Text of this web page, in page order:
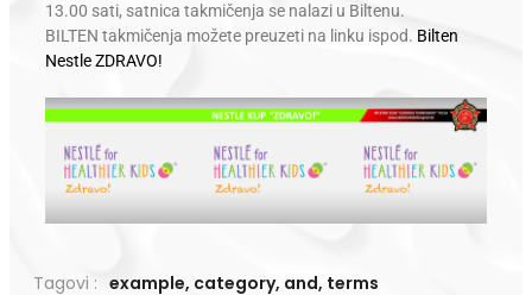
13.00 sati, satnica takmičenja se nalazi u Biltenu.
BILTEN takmičenja možete preuzeti na linku ispod. Bilten
Nestle ZDRAVO!
Tagovi : example, category, and, terms